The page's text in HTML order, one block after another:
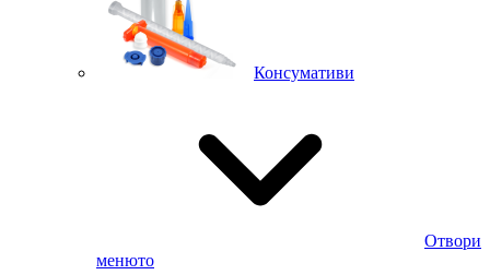
Консумативи
Отвори
менюто